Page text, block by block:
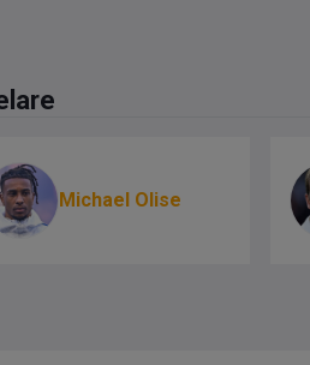
Michael Olise